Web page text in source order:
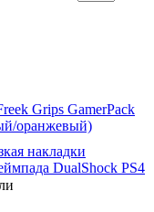
Grips GamerPack
оранжевый)
накладки
DualShock PS4